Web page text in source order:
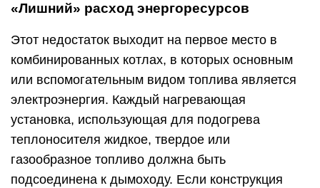
«Лишний» расход энергоресурсов
Этот недостаток выходит на первое место в
комбинированных котлах, в которых основным
или вспомогательным видом топлива является
электроэнергия. Каждый нагревающая
установка, использующая для подогрева
теплоносителя жидкое, твердое или
газообразное топливо должна быть
подсоединена к дымоходу. Если конструкция